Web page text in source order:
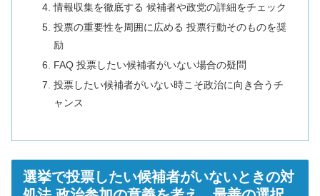
情報収集を徹底する 候補者や政党の詳細をチェック
投票の重要性を周囲に広める 投票行動そのものを奨
励
FAQ 投票したい候補者がいない場合の疑問
投票したい候補者がいない時こそ政治に向き合うチ
ャンス
選挙で投票したい候補者がいないときの対